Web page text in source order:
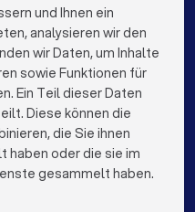
Mediatoren in Düsseldorf
Mediatoren in Essen
Mediatoren in Nürnberg
Mediatoren in Hannover
Mediatoren in Duisburg
und Ihnen ein
analysieren wir den
wir Daten, um Inhalte
sowie Funktionen für
Ein Teil dieser Daten
Diese können die
die Sie ihnen
oder die sie im
gesammelt haben.